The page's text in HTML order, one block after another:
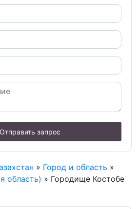
Отправить запрос
» Город и область »
область) » Городище Костобе